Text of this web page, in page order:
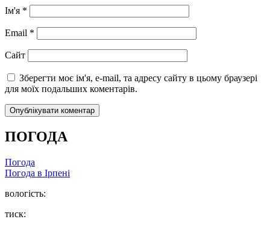
Ім'я *
Email *
Сайт
Зберегти моє ім'я, e-mail, та адресу сайту в цьому браузері
для моїх подальших коментарів.
ПОГОДА
Погода
Погода в Ірпені
вологість:
тиск: